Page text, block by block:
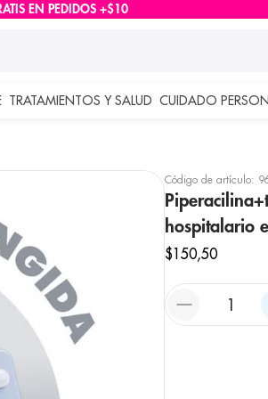
EN PEDIDOS +$10
TRATAMIENTOS Y SALUD CUIDADO
Código de artículo:
hospitalario
$150,50